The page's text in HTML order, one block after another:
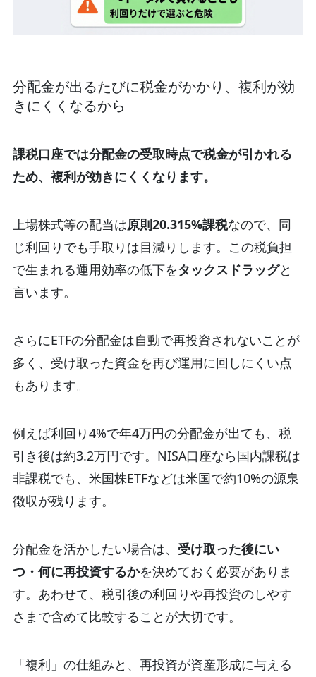
分配金が出るたびに税金がかかり、複利が効
きにくくなるから
課税口座では分配金の受取時点で税金が引かれる
ため、複利が効きにくくなります。
上場株式等の配当は原則20.315%課税なので、同
じ利回りでも手取りは目減りします。 この税負担
で生まれる運用効率の低下をタックスドラッグと
言います。
さらにETFの分配金は自動で再投資されないことが
多く、受け取った資金を再び運用に回しにくい点
もあります。
例えば利回り4%で年4万円の分配金が出ても、税
引き後は約3.2万円です。 NISA口座なら国内課税は
非課税でも、米国株ETFなどは米国で約10%の源泉
徴収が残ります。
分配金を活かしたい場合は、 受け取った後にい
つ・何に再投資するかを決めておく必要がありま
す。あわせて、税引後の利回りや再投資のしやす
さまで含めて比較することが大切です。
「複利」の仕組みと、再投資が資産形成に与える